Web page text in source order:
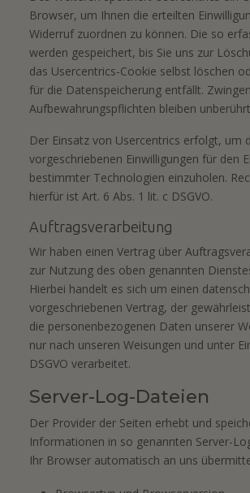
Browser, um Ihnen die erteilten
Widerruf zuordnen zu können. Die so
werden gespeichert, bis Sie uns zur
das Usercentrics-Cookie selbst löschen
für die Datenspeicherung entfällt.
Aufbewahrungspflichten bleiben
Der Einsatz von Usercentrics erfolgt, um
vorgeschriebenen Einwilligungen für den
bestimmter Technologien einzuholen.
hierfür ist Art. 6 Abs. 1 lit. c DSGVO.
Auftragsverarbeitung
Wir haben einen Vertrag über
zur Nutzung des oben genannten
Hierbei handelt es sich um einen
vorgeschriebenen Vertrag, der
die personenbezogenen Daten unserer
nur nach unseren Weisungen und unter
DSGVO verarbeitet.
Server-Log-Dateien
Der Provider der Seiten erhebt und
Informationen in so genannten Server-
Ihr Browser automatisch an uns